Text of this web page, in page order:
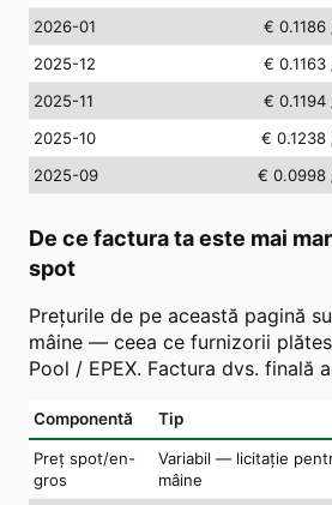
2026-01
€ 0.1186
2025-12
€ 0.1163
2025-11
€ 0.1194
2025-10
€ 0.1238
2025-09
€ 0.0998
De ce factura ta este mai
spot
Prețurile de pe această pagină
mâine — ceea ce furnizorii
Pool / EPEX. Factura dvs. finală
Componentă Tip
Preț spot/en-
gros
Variabil — licitație
mâine